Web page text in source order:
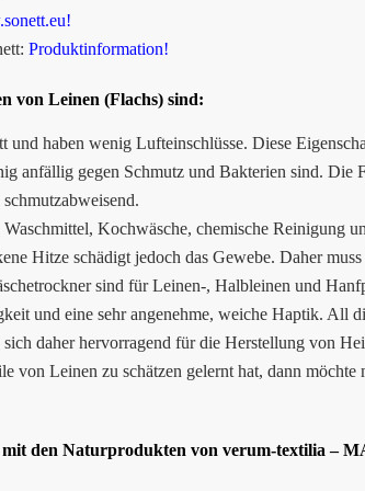
Produktinformation!
von Leinen (Flachs) sind:
und haben wenig Lufteinschlüsse. Diese
anfällig gegen Schmutz und Bakterien sind. Die
Kochwäsche, chemische Reinigung
Hitze schädigt jedoch das Gewebe. Daher
sind für Leinen-, Halbleinen und
und eine sehr angenehme, weiche Haptik. All
daher hervorragend für die Herstellung von
von Leinen zu schätzen gelernt hat, dann möchte
den Naturprodukten von verum-textilia –